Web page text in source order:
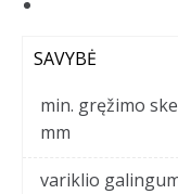
SAVYBĖ
min. gręžimo
mm
variklio